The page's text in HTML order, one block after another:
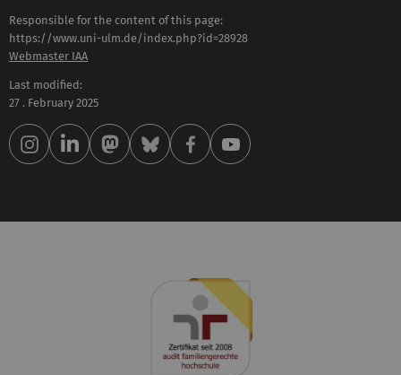
Responsible for the content of this page:
https://www.uni-ulm.de/index.php?id=28928
Webmaster IAA
Last modified:
27 . February 2025